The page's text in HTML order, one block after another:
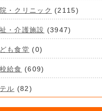
・クリニック (2115)
・介護施設 (3947)
も食堂 (0)
給食 (609)
ル (82)